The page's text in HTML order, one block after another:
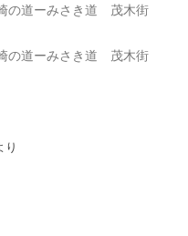
の道ーみさき道 茂木街
の道ーみさき道 茂木街
り